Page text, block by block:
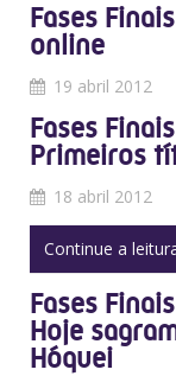
Fases
online
19 abril 2012
Fases
Primeiros
18 abril 2012
Continue a
Fases
Hoje
Hóquei